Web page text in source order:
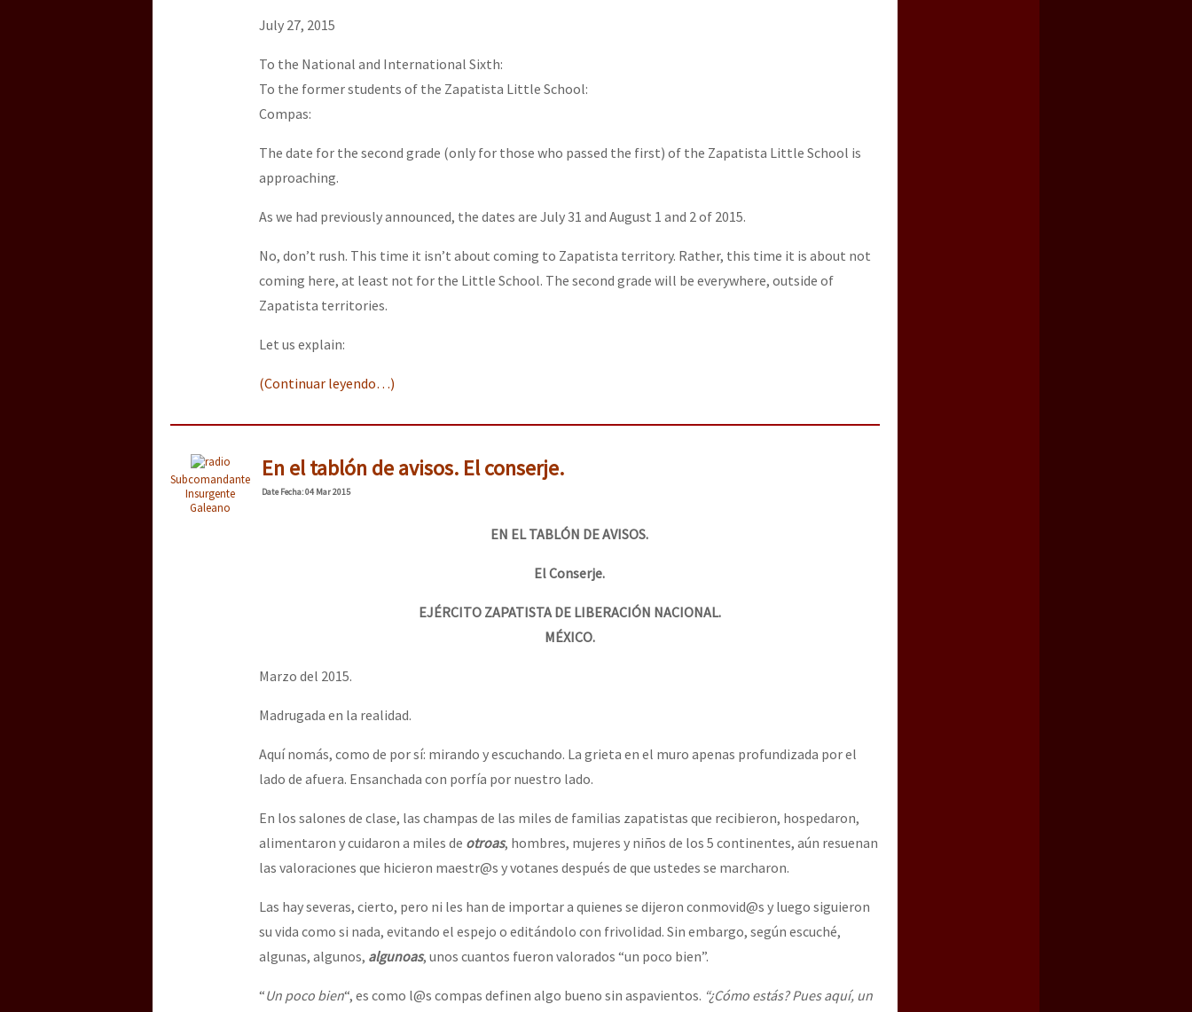
July 27, 2015
To the National and International Sixth:
To the former students of the Zapatista Little School:
Compas:
The date for the second grade (only for those who passed the first) of the Zapatista Little School is
approaching.
As we had previously announced, the dates are July 31 and August 1 and 2 of 2015.
No, don’t rush. This time it isn’t about coming to Zapatista territory. Rather, this time it is about not
coming here, at least not for the Little School. The second grade will be everywhere, outside of
Zapatista territories.
Let us explain:
(Continuar leyendo…)
Subcomandante
Insurgente
Galeano
En el tablón de avisos. El conserje.
DateFecha: 04 Mar 2015
EN EL TABLÓN DE AVISOS.
El Conserje.
EJÉRCITO ZAPATISTA DE LIBERACIÓN NACIONAL.
MÉXICO.
Marzo del 2015.
Madrugada en la realidad.
Aquí nomás, como de por sí: mirando y escuchando. La grieta en el muro apenas profundizada por el
lado de afuera. Ensanchada con porfía por nuestro lado.
En los salones de clase, las champas de las miles de familias zapatistas que recibieron, hospedaron,
alimentaron y cuidaron a miles de otroas, hombres, mujeres y niños de los 5 continentes, aún resuenan
las valoraciones que hicieron maestr@s y votanes después de que ustedes se marcharon.
Las hay severas, cierto, pero ni les han de importar a quienes se dijeron conmovid@s y luego siguieron
su vida como si nada, evitando el espejo o editándolo con frivolidad. Sin embargo, según escuché,
algunas, algunos, algunoas, unos cuantos fueron valorados “un poco bien”.
“Un poco bien“, es como l@s compas definen algo bueno sin aspavientos. “¿Cómo estás? Pues aquí, un